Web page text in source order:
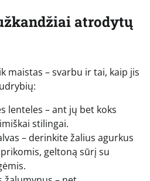
atrodytų
maistas – svarbu ir tai, kaip jis
lenteles – ant jų bet koks
stilingai.
– derinkite žalius agurkus
geltoną sūrį su